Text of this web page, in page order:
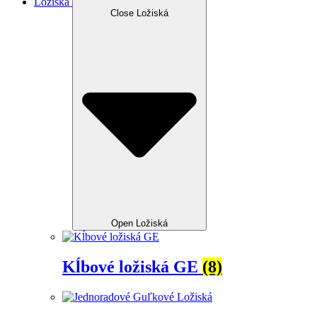
Close Ložiská
Open Ložiská
Kĺbové ložiská GE (8)